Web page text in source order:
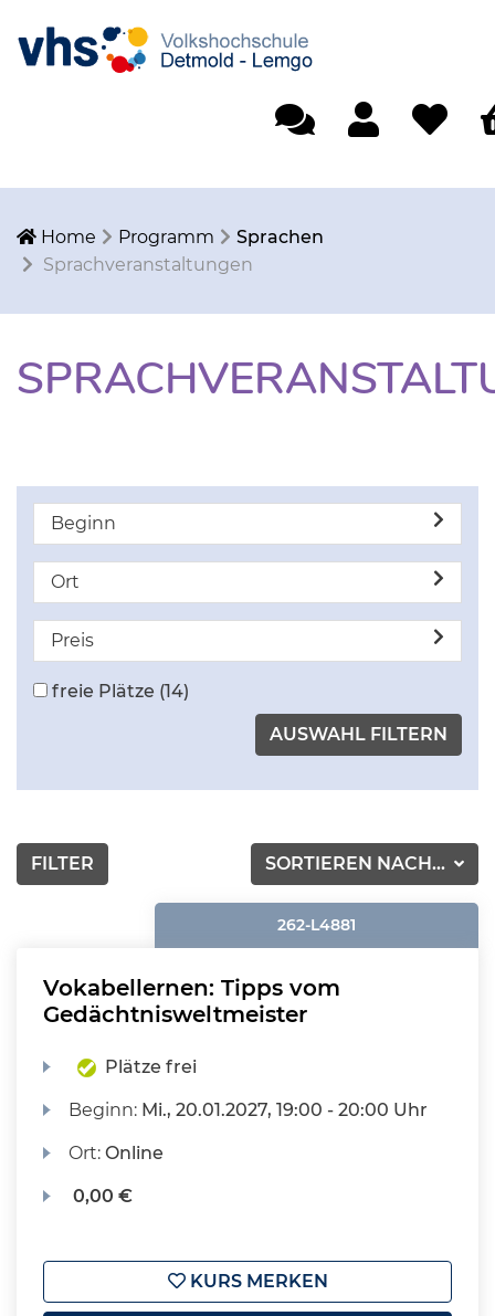
Home Programm
Sprachen
Sprachveranstaltungen
Beginn
Ort
Preis
freie Plätze (14)
SORTIEREN NACH...
FILTER
262-L4881
Vokabellernen: Tipps vom
Gedächtnisweltmeister
Plätze frei
Beginn: Mi., 20.01.2027, 19:00 - 20:00 Uhr
Ort:Online
0,00 €
KURS MERKEN